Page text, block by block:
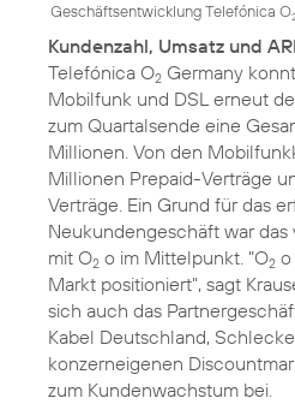
Geschäftsentwicklung Telefónica O
Kundenzahl, Umsatz und
Telefónica O2 Germany
Mobilfunk und DSL erneut
zum Quartalsende eine
Millionen. Von den
Millionen Prepaid-Verträge
Verträge. Ein Grund für das
Neukundengeschäft war
mit O2 o im Mittelpunkt. "O2 o
Markt positioniert", sagt
sich auch das
Kabel Deutschland,
konzerneigenen
zum Kundenwachstum bei.